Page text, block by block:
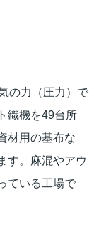
の力（圧力）で
織機を49台所
材用の基布な
す。麻混やアウ
ている工場で